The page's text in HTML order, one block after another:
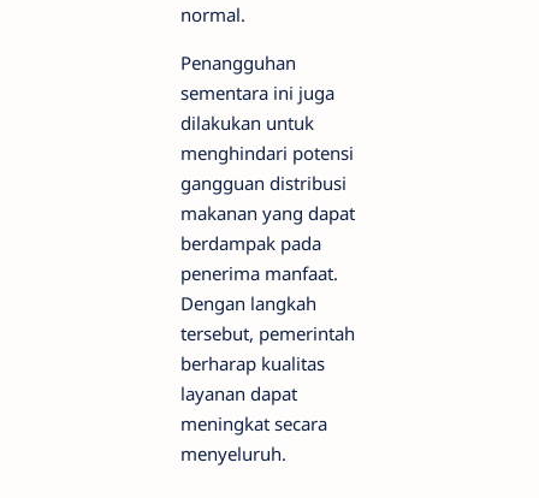
normal.
Penangguhan
sementara ini juga
dilakukan untuk
menghindari potensi
gangguan distribusi
makanan yang dapat
berdampak pada
penerima manfaat.
Dengan langkah
tersebut, pemerintah
berharap kualitas
layanan dapat
meningkat secara
menyeluruh.